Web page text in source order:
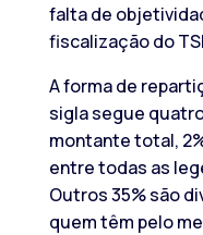
falta de
fiscalização do
A forma de
sigla segue
montante total,
entre todas as
Outros 35% são
quem têm pelo